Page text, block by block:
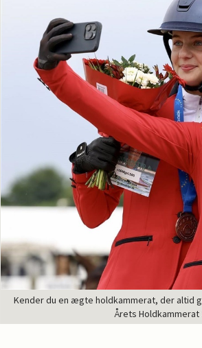
Kender du en ægte holdkammerat, der altid
Årets